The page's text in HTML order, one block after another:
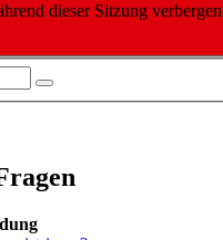
dieser Sitzung verbergen